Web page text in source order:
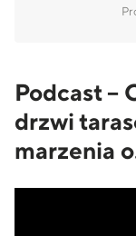
Podcast –
drzwi
marzenia